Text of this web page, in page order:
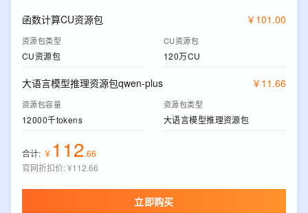
函数计算CU资源包 ￥ 101 .00
资源包类型
CU资源包
CU资源包
120万CU
大语言模型推理资源包qwen-plus ￥ 11 .66
资源包容量
12000千tokens
资源包类型
大语言模型推理资源包
合计: ￥ 112.66
官网折扣价:¥112.66
立即购买